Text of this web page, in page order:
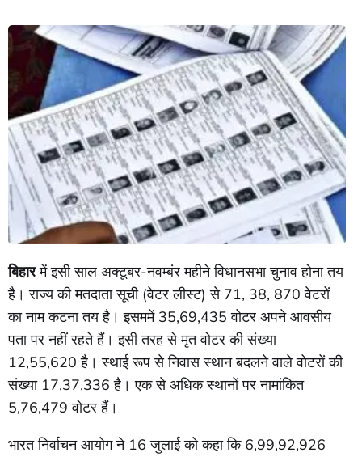
बिहारमें इसी साल अक्टूबर-नवम्बंर महीने विधानसभा चुनाव होना तय
है। राज्य की मतदाता सूची (वेटर लीस्ट) से 71, 38, 870 वेटरों
का नाम कटना तय है। इसममें 35,69,435 वोटर अपने आवसीय
पता पर नहीं रहते हैं। इसी तरह से मृत वोटर की संख्या
12,55,620 है। स्थाई रूप से निवास स्थान बदलने वाले वोटरों की
संख्या 17,37,336 है। एक से अधिक स्थानों पर नामांकित
5,76,479 वोटर हैं।
भारत निर्वाचन आयोग ने 16 जुलाई को कहा कि 6,99,92,926